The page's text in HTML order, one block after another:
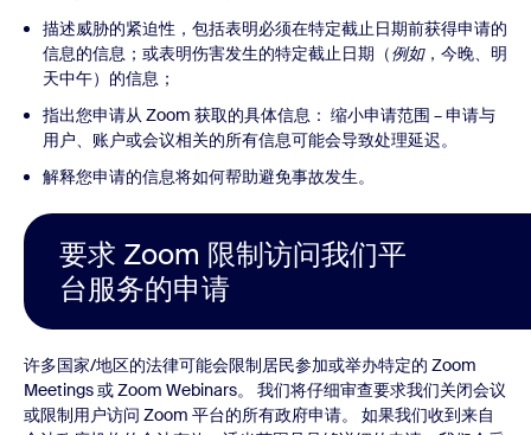
描述威胁的紧迫性，包括表明必须在特定截止日期前获得申请的
信息的信息；或表明伤害发生的特定截止日期（例如，今晚、明
天中午）的信息；
指出您申请从 Zoom 获取的具体信息： 缩小申请范围 – 申请与
用户、账户或会议相关的所有信息可能会导致处理延迟。
解释您申请的信息将如何帮助避免事故发生。
要求 Zoom 限制访问我们平
台服务的申请
许多国家/地区的法律可能会限制居民参加或举办特定的 Zoom
Meetings 或 Zoom Webinars。 我们将仔细审查要求我们关闭会议
或限制用户访问 Zoom 平台的所有政府申请。 如果我们收到来自